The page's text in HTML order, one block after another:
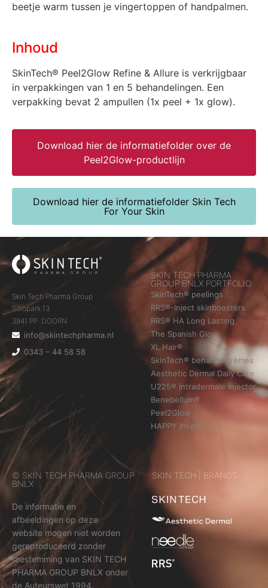
beetje warm tussen je vingertoppen of handpalmen.
Inhoud
SkinTech® Peel2Glow Refine & Allure is verkrijgbaar
in verpakkingen van 1 en 5 behandelingen. Een
verpakking bevat 2 ampullen (1x peel + 1x glow).
Download hier de informatiefolder over de
Peel2Glow-productlijn
Download hier de informatiefolder Skin Tech
For Your Skin
Skin Tech Pharma Group
Sitiopark 13
3941 PP DOORN
info@skintechpharma.nl
0343 – 44 58 58
SKIN TECH PHARMA
GROUP BNLX PORTFOLIO
SkinTech® peelings
RRS®-Inject skinboosters
RRS® HA Long Lasting
The Spanish Glow
XL Hair®
SkinTech® behandelcrèmes
Aesthetic Dermal Daily Care
U225® intradermale injector
Benebellum®
Peel2Glow
HAPPY Intim®
© SKIN TECH PHARMA GROUP
BNLX
De informatie en
afbeeldingen op deze
website mogen niet worden
gereproduceerd zonder
toestemming van SKIN TECH
PHARMA GROUP BNLX onder
de Auteurswet 1994.
SKIN TECH | BRANDS